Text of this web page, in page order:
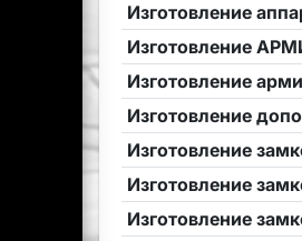
Изготовление
Изготовление
Изготовление
Изготовление
Изготовление
Изготовление
Изготовление